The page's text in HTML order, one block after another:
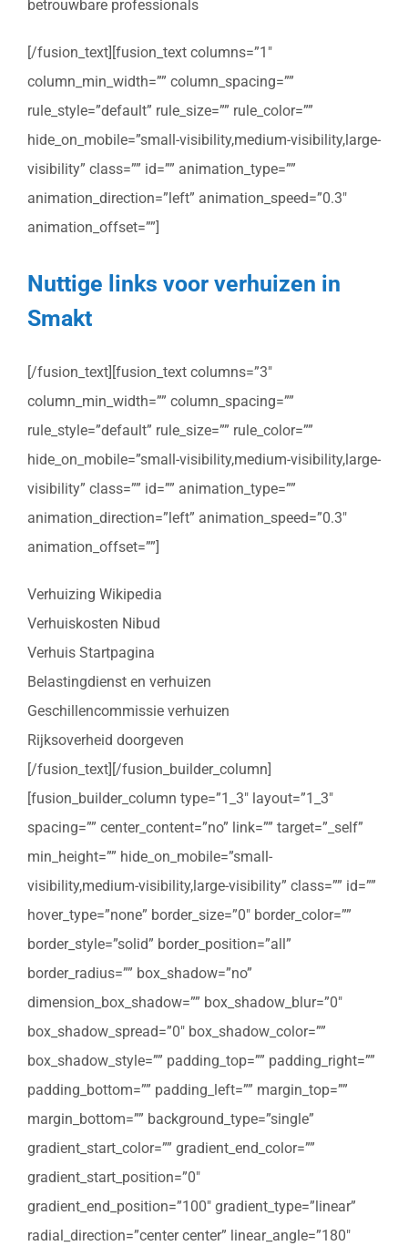
betrouwbare professionals
[/fusion_text][fusion_text columns=”1″
column_min_width=”” column_spacing=””
rule_style=”default” rule_size=”” rule_color=””
hide_on_mobile=”small-visibility,medium-visibility,large-
visibility” class=”” id=”” animation_type=””
animation_direction=”left” animation_speed=”0.3″
animation_offset=””]
Nuttige links voor verhuizen in
Smakt
[/fusion_text][fusion_text columns=”3″
column_min_width=”” column_spacing=””
rule_style=”default” rule_size=”” rule_color=””
hide_on_mobile=”small-visibility,medium-visibility,large-
visibility” class=”” id=”” animation_type=””
animation_direction=”left” animation_speed=”0.3″
animation_offset=””]
Verhuizing Wikipedia
Verhuiskosten Nibud
Verhuis Startpagina
Belastingdienst en verhuizen
Geschillencommissie verhuizen
Rijksoverheid doorgeven
[/fusion_text][/fusion_builder_column]
[fusion_builder_column type=”1_3″ layout=”1_3″
spacing=”” center_content=”no” link=”” target=”_self”
min_height=”” hide_on_mobile=”small-
visibility,medium-visibility,large-visibility” class=”” id=””
hover_type=”none” border_size=”0″ border_color=””
border_style=”solid” border_position=”all”
border_radius=”” box_shadow=”no”
dimension_box_shadow=”” box_shadow_blur=”0″
box_shadow_spread=”0″ box_shadow_color=””
box_shadow_style=”” padding_top=”” padding_right=””
padding_bottom=”” padding_left=”” margin_top=””
margin_bottom=”” background_type=”single”
gradient_start_color=”” gradient_end_color=””
gradient_start_position=”0″
gradient_end_position=”100″ gradient_type=”linear”
radial_direction=”center center” linear_angle=”180″